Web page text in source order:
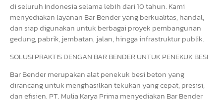
di seluruh Indonesia selama lebih dari 10 tahun. Kami
menyediakan layanan Bar Bender yang berkualitas, handal,
dan siap digunakan untuk berbagai proyek pembangunan
gedung, pabrik, jembatan, jalan, hingga infrastruktur publik.
SOLUSI PRAKTIS DENGAN BAR BENDER UNTUK PENEKUK BESI
Bar Bender merupakan alat penekuk besi beton yang
dirancang untuk menghasilkan tekukan yang cepat, presisi,
dan efisien. PT. Mulia Karya Prima menyediakan Bar Bender